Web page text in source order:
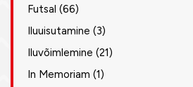
Futsal (66)
Iluuisutamine (3)
Iluvõimlemine (21)
In Memoriam (1)